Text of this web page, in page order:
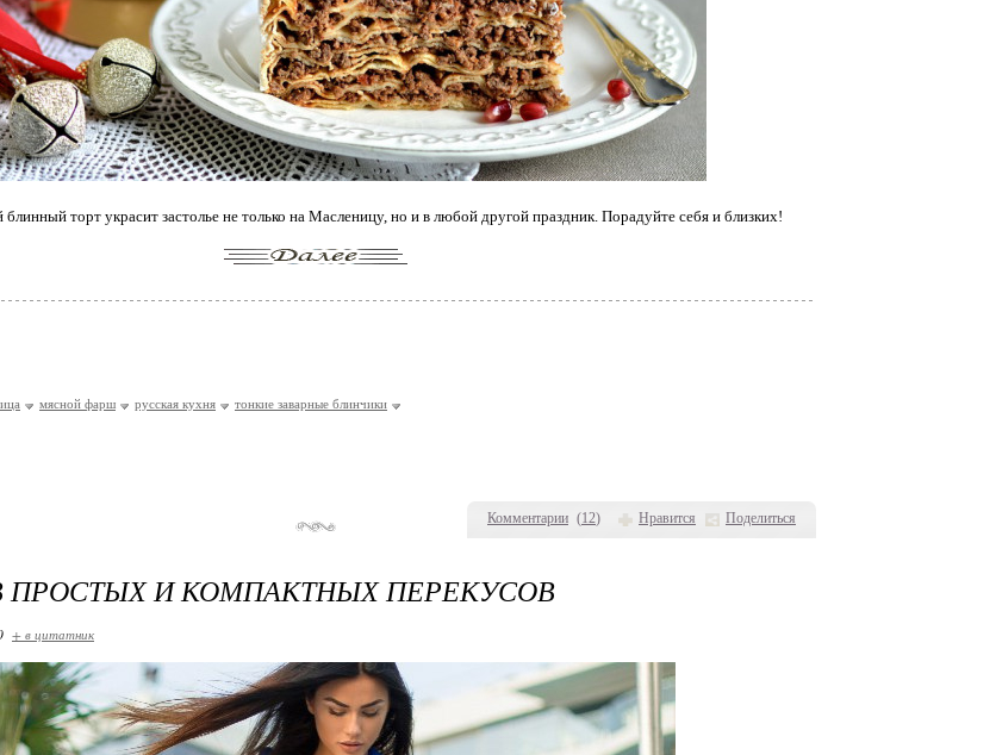
Комментарии (12) Нравится Поделиться
торт украсит застолье не только на Масленицу, но и в любой другой праздник. Порадуйте себя и близких!
мясной фарш русская кухня тонкие заварные блинчики
ПРОСТЫХ И КОМПАКТНЫХ ПЕРЕКУСОВ
+ в цитатник